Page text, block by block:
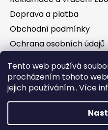
Tento web používá
procházením tohoto
jejich používáním.. Více
Doprava a platba
Obchodní podmínky
Ochrana osobních údajů
Facebook